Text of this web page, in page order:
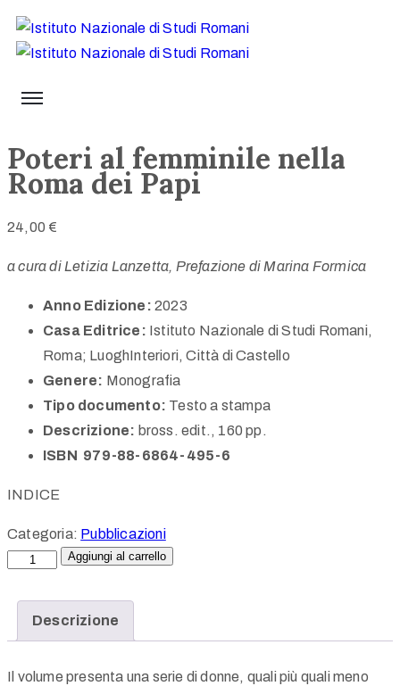
Poteri al femminile nella
Roma dei Papi
24,00 €
a cura di Letizia Lanzetta, Prefazione di Marina Formica
Anno Edizione: 2023
Casa Editrice: Istituto Nazionale di Studi Romani,
Roma; LuoghInteriori, Città di Castello
Genere: Monografia
Tipo documento: Testo a stampa
Descrizione: bross. edit., 160 pp.
ISBN 979-88-6864-495-6
INDICE
Categoria: Pubblicazioni
Aggiungi al carrello
Descrizione
Il volume presenta una serie di donne, quali più quali meno